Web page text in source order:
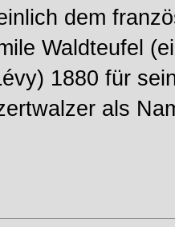
dem
Waldteufel
1880 für
als